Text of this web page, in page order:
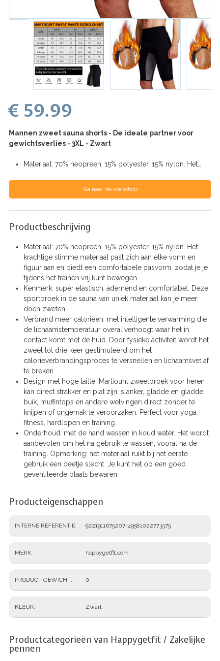
€ 59.99
Mannen zweet sauna shorts - De ideale partner voor
gewichtsverlies - 3XL - Zwart
Materiaal: 70% neopreen, 15% polyester, 15% nylon. Het…
Ga naar de webshop
Productbeschrijving
Materiaal: 70% neopreen, 15% polyester, 15% nylon. Het
krachtige slimme materiaal past zich aan elke vorm en
figuur aan en biedt een comfortabele pasvorm, zodat je je
tijdens het trainen vrij kunt bewegen.
Kenmerk: super elastisch, ademend en comfortabel. Deze
sportbroek in de sauna van uniek materiaal kan je meer
doen zweten.
Verbrand meer calorieën: met intelligente verwarming die
de lichaamstemperatuur overal verhoogt waar het in
contact komt met de huid. Door fysieke activiteit wordt het
zweet tot drie keer gestimuleerd om het
calorieverbrandingsproces te versnellen en lichaamsvet af
te breken.
Design met hoge taille: Martiount zweetbroek voor heren
kan direct strakker en plat zijn, slanker, gladde en gladde
buik, muffintops en andere welvingen direct zonder te
knijpen of ongemak te veroorzaken. Perfect voor yoga,
fitness, hardlopen en training.
Onderhoud: met de hand wassen in koud water. Het wordt
aanbevolen om het na gebruik te wassen, vooral na de
training. Opmerking: het materiaal ruikt bij het eerste
gebruik een beetje slecht. Je kunt het op een goed
geventileerde plaats bewaren.
Producteigenschappen
INTERNE REFERENTIE 9221911675207-49581022773575
MERK happygetfit.com
PRODUCT GEWICHT 0
KLEUR Zwart
Productcategorieën van Happygetfit / Zakelijke
pennen